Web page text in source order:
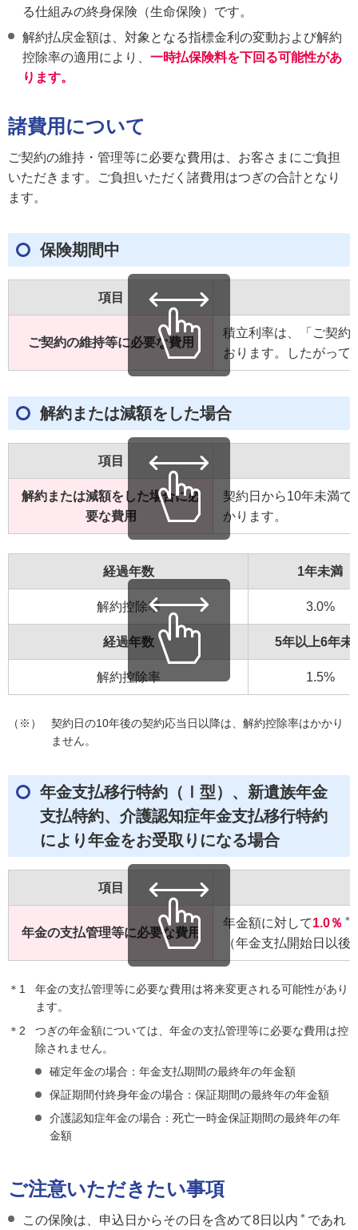
る仕組みの終身保険（生命保険）です。
解約払戻金額は、対象となる指標金利の変動および解約
控除率の適用により、 一時払保険料を下回る可能性があ
ります。
諸費用について
ご契約の維持・管理等に必要な費用は、お客さまにご負担
いただきます。ご負担いただく諸費用はつぎの合計となり
ます。
保険期間中
項目
ご契約の維持等に必要な費用
積立利率は、「ご契約
おります。したがって
解約または減額をした場合
項目
解約または減額をした場合に必
要な費用
契約日から10年未満
かります。
経過年数 1年未満
解約控除率 3.0%
経過年数 5年以上6年未
解約控除率 1.5%
（※）
契約日の10年後の契約応当日以降は、解約控除率はかかり
ません。
年金支払移行特約（Ⅰ型）、新遺族年金
支払特約、介護認知症年金支払移行特約
により年金をお受取りになる場合
項目
年金の支払管理等に必要な費用
年金額に対して1.0％ ＊1
（年金支払開始日以
＊1
年金の支払管理等に必要な費用は将来変更される可能性があり
ます。
＊2
つぎの年金額については、年金の支払管理等に必要な費用は控
除されません。
確定年金の場合：年金支払期間の最終年の年金額
保証期間付終身年金の場合：保証期間の最終年の年金額
介護認知症年金の場合：死亡一時金保証期間の最終年の年
金額
ご注意いただきたい事項
この保険は、申込日からその日を含めて8日以内 ＊ であれ